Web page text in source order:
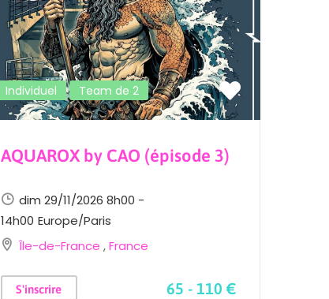
Individuel Team de 2
AQUAROX by CAO (épisode 3)
dim 29/11/2026 8h00 -
14h00 Europe/Paris
Île-de-France ,France
S'inscrire 65 - 110 €